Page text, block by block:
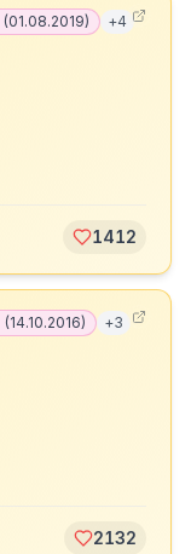
(01.08.2019) +4
1412
(14.10.2016) +3
2132